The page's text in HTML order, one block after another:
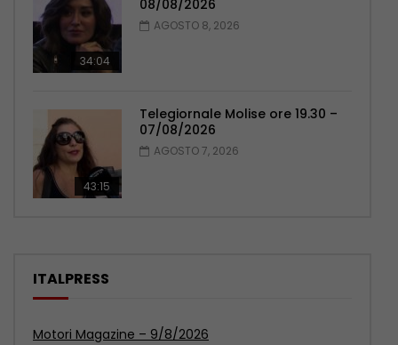
34:04
08/08/2026
AGOSTO 8, 2026
43:15
Telegiornale Molise ore 19.30 –
07/08/2026
AGOSTO 7, 2026
ITALPRESS
Tg Ambiente – 9/8/2026